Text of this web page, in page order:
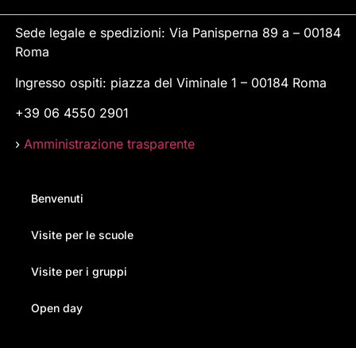
Sede legale e spedizioni: Via Panisperna 89 a – 00184
Roma
Ingresso ospiti: piazza del Viminale 1 – 00184 Roma
+39 06 4550 2901
› Amministrazione trasparente
Benvenuti
Visite per le scuole
Visite per i gruppi
Open day